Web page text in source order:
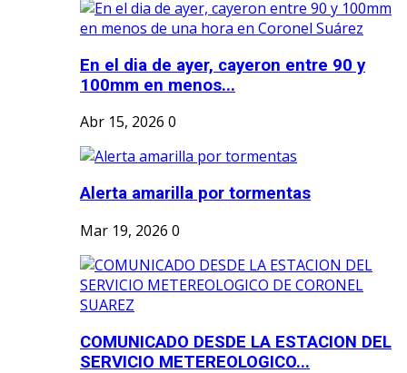
En el dia de ayer, cayeron entre 90 y
100mm en menos...
Abr 15, 2026 0
Alerta amarilla por tormentas
Mar 19, 2026 0
COMUNICADO DESDE LA ESTACION DEL
SERVICIO METEREOLOGICO...